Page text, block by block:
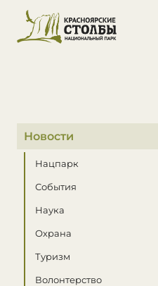
В этом разделе
Новости
Нацпарк
События
Наука
Охрана
Туризм
Волонтерство